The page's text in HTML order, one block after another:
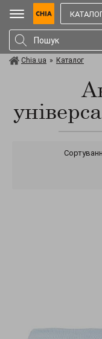
Chia.ua » Каталог